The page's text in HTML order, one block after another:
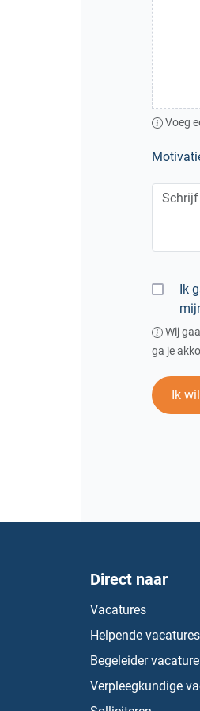
Voeg
Ik
Wij
ga je
Ik
Direct naar
Vacatures
Helpende vacatures
Begeleider
Verpleegkundige